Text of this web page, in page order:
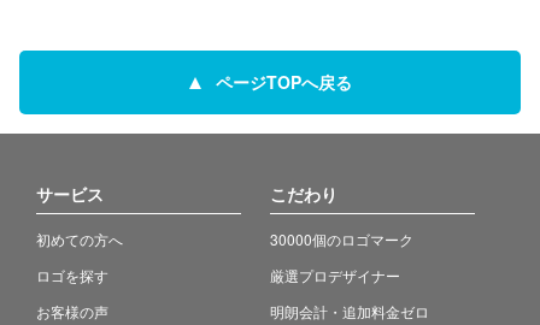
ページTOPへ戻る
サービス
初めての方へ
ロゴを探す
お客様の声
こだわり
30000個のロゴマーク
厳選プロデザイナー
明朗会計・追加料金ゼロ